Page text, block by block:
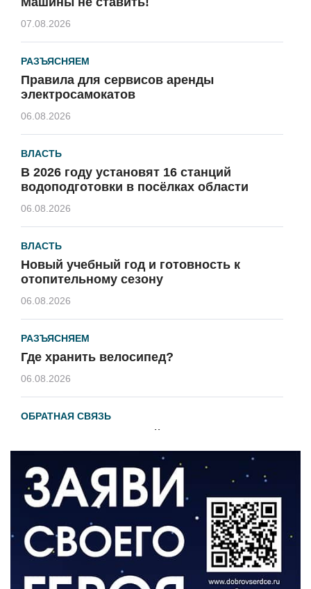
07.08.2026
РАЗЪЯСНЯЕМ
Правила для сервисов аренды
электросамокатов
06.08.2026
ВЛАСТЬ
В 2026 году установят 16 станций
водоподготовки в посёлках области
06.08.2026
ВЛАСТЬ
Новый учебный год и готовность к
отопительному сезону
06.08.2026
РАЗЪЯСНЯЕМ
Где хранить велосипед?
06.08.2026
ОБРАТНАЯ СВЯЗЬ
Администрация онлайн
ВЛАСТЬ
День памяти и «Симфония народов»
06.08.2026